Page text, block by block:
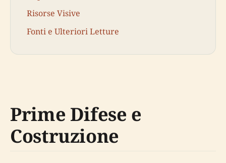
Risorse Visive
Fonti e Ulteriori Letture
Prime Difese e
Costruzione